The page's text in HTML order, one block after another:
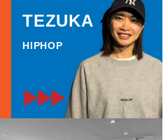
TEZUKA
HIPHOP